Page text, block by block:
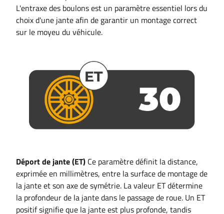
L'entraxe des boulons est un paramètre essentiel lors du
choix d'une jante afin de garantir un montage correct
sur le moyeu du véhicule.
Déport de jante (ET) Ce paramètre définit la distance,
exprimée en millimètres, entre la surface de montage de
la jante et son axe de symétrie. La valeur ET détermine
la profondeur de la jante dans le passage de roue. Un ET
positif signifie que la jante est plus profonde, tandis